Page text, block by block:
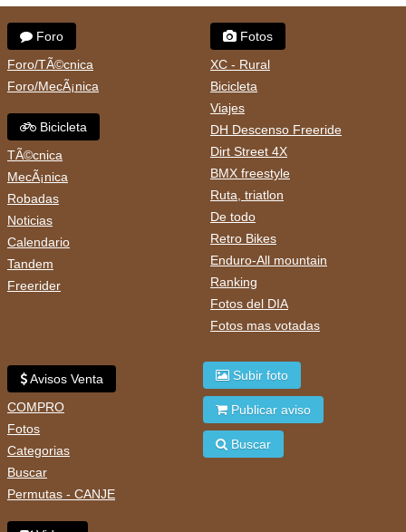
Foro
Foro/TÃ©cnica
Foro/MecÃ¡nica
Bicicleta
TÃ©cnica
MecÃ¡nica
Robadas
Noticias
Calendario
Tandem
Freerider
Fotos
XC - Rural
Bicicleta
Viajes
DH Descenso Freeride
Dirt Street 4X
BMX freestyle
Ruta, triatlon
De todo
Retro Bikes
Enduro-All mountain
Ranking
Fotos del DIA
Fotos mas votadas
Avisos Venta
COMPRO
Fotos
Categorias
Buscar
Permutas - CANJE
Subir foto
Publicar aviso
Buscar